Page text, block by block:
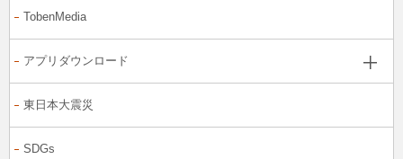
TobenMedia
アプリダウンロード
東日本大震災
SDGs